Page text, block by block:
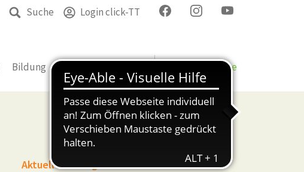
Suche Login click-TT
Bildung Bezirke & Kreise
Aktuelle Beiträge